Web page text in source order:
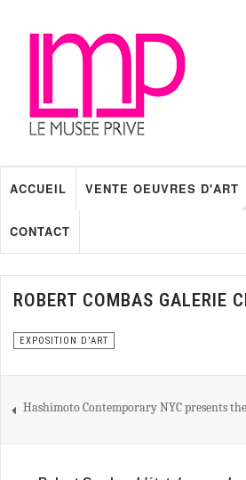
ACCUEIL VENTE OEUVRES D'ART
CONTACT
ROBERT COMBAS GALERIE
EXPOSITION D'ART
Hashimoto Contemporary NYC presents